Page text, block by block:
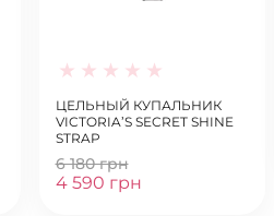
ЦЕЛЬНЫЙ КУПАЛЬНИК
VICTORIA’S SECRET SHINE
STRAP
6 180 грн
4 590 грн